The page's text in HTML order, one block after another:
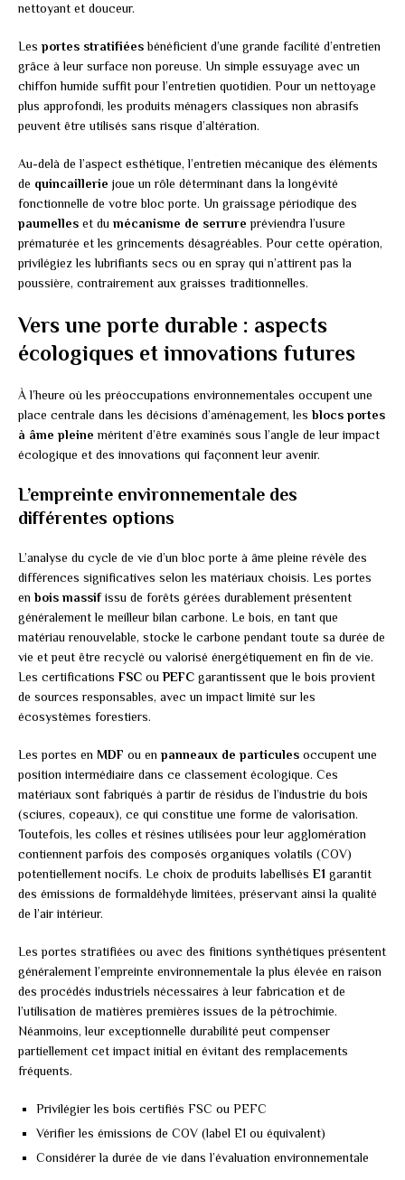
nettoyant et douceur.
Les portes stratifiéesbénéficient d’une grande facilité d’entretien
grâce à leur surface non poreuse. Un simple essuyage avec un
chiffon humide suffit pour l’entretien quotidien. Pour un nettoyage
plus approfondi, les produits ménagers classiques non abrasifs
peuvent être utilisés sans risque d’altération.
Au-delà de l’aspect esthétique, l’entretien mécanique des éléments
de quincaillerie joue un rôle déterminant dans la longévité
fonctionnelle de votre bloc porte. Un graissage périodique des
paumelles et du mécanisme de serrure préviendra l’usure
prématurée et les grincements désagréables. Pour cette opération,
privilégiez les lubrifiants secs ou en spray qui n’attirent pas la
poussière, contrairement aux graisses traditionnelles.
Vers une porte durable : aspects
écologiques et innovations futures
À l’heure où les préoccupations environnementales occupent une
place centrale dans les décisions d’aménagement, lesblocs portes
à âme pleine méritent d’être examinés sous l’angle de leur impact
écologique et des innovations qui façonnent leur avenir.
L’empreinte environnementale des
différentes options
L’analyse du cycle de vie d’un bloc porte à âme pleine révèle des
différences significatives selon les matériaux choisis. Les portes
enbois massifissu de forêts gérées durablement présentent
généralement le meilleur bilan carbone. Le bois, en tant que
matériau renouvelable, stocke le carbone pendant toute sa durée de
vie et peut être recyclé ou valorisé énergétiquement en fin de vie.
Les certifications FSC ouPEFC garantissent que le bois provient
de sources responsables, avec un impact limité sur les
écosystèmes forestiers.
Les portes en MDF ou en panneaux de particules occupent une
position intermédiaire dans ce classement écologique. Ces
matériaux sont fabriqués à partir de résidus de l’industrie du bois
(sciures, copeaux), ce qui constitue une forme de valorisation.
Toutefois, les colles et résines utilisées pour leur agglomération
contiennent parfois des composés organiques volatils (COV)
potentiellement nocifs. Le choix de produits labellisés E1 garantit
des émissions de formaldéhyde limitées, préservant ainsi la qualité
de l’air intérieur.
Les portes stratifiées ou avec des finitions synthétiques présentent
généralement l’empreinte environnementale la plus élevée en raison
des procédés industriels nécessaires à leur fabrication et de
l’utilisation de matières premières issues de la pétrochimie.
Néanmoins, leur exceptionnelle durabilité peut compenser
partiellement cet impact initial en évitant des remplacements
fréquents.
Privilégier les bois certifiés FSC ou PEFC
Vérifier les émissions de COV (label E1 ou équivalent)
Considérer la durée de vie dans l’évaluation environnementale